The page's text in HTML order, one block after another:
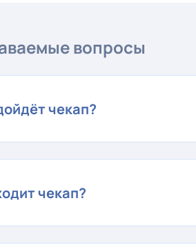
вопросы
чекап?
чекап?